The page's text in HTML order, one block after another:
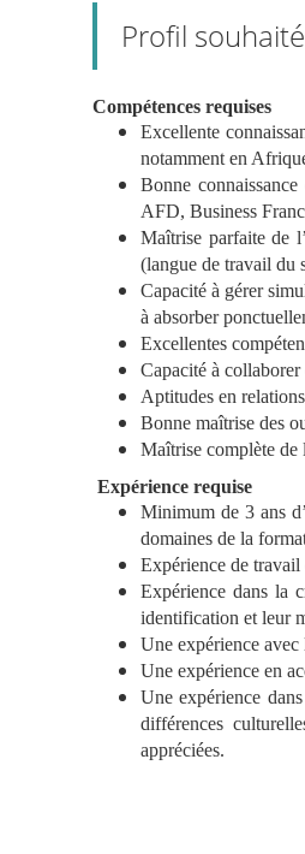
Profil souhaité
Compétences requises
Excellente
notamment en
Bonne
AFD, Business
Maîtrise parfaite de
(langue de travail du
Capacité à gérer
à absorber
Excellentes
Capacité à
Aptitudes en
Bonne maîtrise des
Maîtrise complète
Expérience requise
Minimum de 3 ans
domaines de la
Expérience de
Expérience dans la
identification et leur
Une expérience
Une expérience en
Une expérience
différences
appréciées.